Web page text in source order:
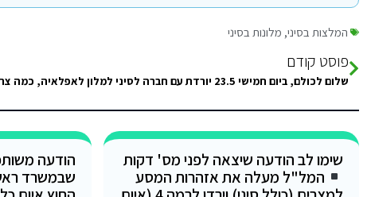
המלצות בסיני, מלונות בסיני
פוסט קודם
שימו לב הודעה שיצאה לפני מס' דקות
המל"ל מעלה את אזהרות המסע
הודעה
שבמשרד